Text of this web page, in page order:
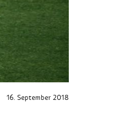
16. September 2018